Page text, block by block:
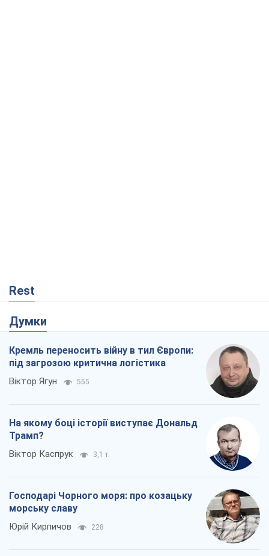
Rest
Думки
Кремль переносить війну в тил Європи:
під загрозою критична логістика
Віктор Ягун 555
На якому боці історії виступає Дональд
Трамп?
Віктор Каспрук 3,1 т.
Господарі Чорного моря: про козацьку
морську славу
Юрій Кирпичов 228